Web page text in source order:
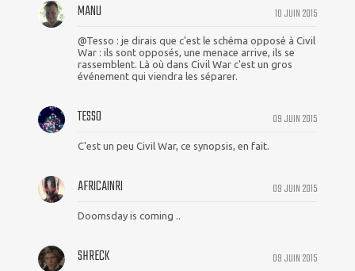
10 JUIN 2015
MANU
@Tesso : je dirais que c'est le schéma opposé à Civil
War : ils sont opposés, une menace arrive, ils se
rassemblent. Là où dans Civil War c'est un gros
événement qui viendra les séparer.
09 JUIN 2015
TESSO
C'est un peu Civil War, ce synopsis, en fait.
09 JUIN 2015
AFRICAINRI
Doomsday is coming ..
09 JUIN 2015
SHRECK